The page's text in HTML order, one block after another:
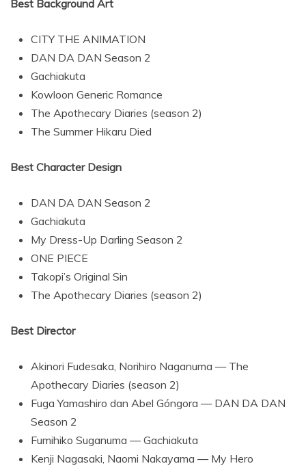
Best Background Art
CITY THE ANIMATION
DAN DA DAN Season 2
Gachiakuta
Kowloon Generic Romance
The Apothecary Diaries (season 2)
The Summer Hikaru Died
Best Character Design
DAN DA DAN Season 2
Gachiakuta
My Dress-Up Darling Season 2
ONE PIECE
Takopi’s Original Sin
The Apothecary Diaries (season 2)
Best Director
Akinori Fudesaka, Norihiro Naganuma — The
Apothecary Diaries (season 2)
Fuga Yamashiro dan Abel Góngora — DAN DA DAN
Season 2
Fumihiko Suganuma — Gachiakuta
Kenji Nagasaki, Naomi Nakayama — My Hero